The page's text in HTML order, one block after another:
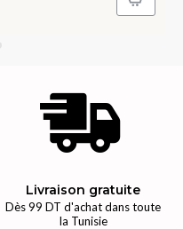
Livraison gratuite
Dès 99 DT d'achat dans toute
la Tunisie